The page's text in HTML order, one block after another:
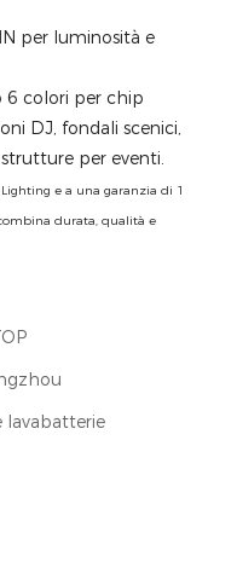
per luminosità e
6 colori per chip
DJ, fondali scenici,
per eventi.
e a una garanzia di 1
durata, qualità e
lavabatterie